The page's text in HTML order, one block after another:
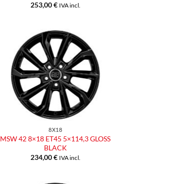
253,00€ IVA incl.
Aggiungi
alla lista
dei
desideri
8X18
MSW 42 8×18 ET45 5×114,3 GLOSS
BLACK
234,00€ IVA incl.